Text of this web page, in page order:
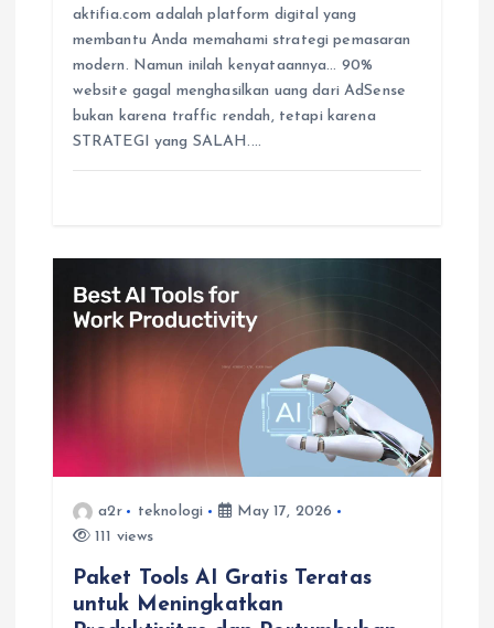
aktifia.com adalah platform digital yang
membantu Anda memahami strategi pemasaran
modern. Namun inilah kenyataannya… 90%
website gagal menghasilkan uang dari AdSense
bukan karena traffic rendah, tetapi karena
STRATEGI yang SALAH.…
a2r teknologi
May 17, 2026
111 views
Paket Tools AI Gratis Teratas
untuk Meningkatkan